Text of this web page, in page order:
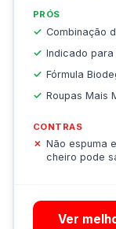
PRÓS
Combinação
Indicado
Fórmula
Roupas Mais
CONTRAS
Não espuma
cheiro pode
Ver